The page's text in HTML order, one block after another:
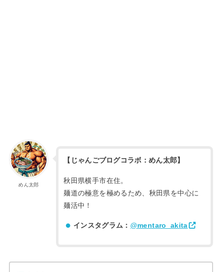
めん太郎
【じゃんごブログコラボ：めん太郎】
秋田県横手市在住。
麺道の極意を極めるため、秋田県を中心に
麺活中！
インスタグラム： @mentaro_akita